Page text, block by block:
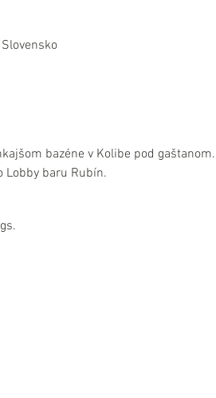
bazéne v Kolibe pod gaštanom.
Lobby baru Rubín.